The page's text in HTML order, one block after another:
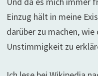
Einzug hält in meine
darüber zu machen,
Unstimmigkeit zu